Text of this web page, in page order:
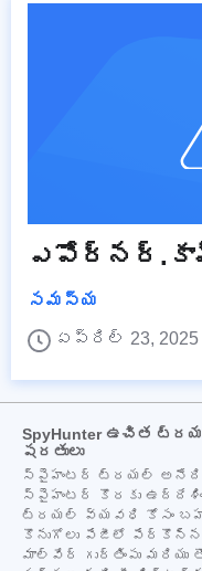
సమస్య
ఏప్రిల్ 23, 2025
SpyHunter ఉచిత
షరతులు
స్పైహంటర్ ట్రయల్
స్పైహంటర్ కొరకు
ట్రయల్ వ్యవధి కోసం
కొనుగోలు పేజీలో పేర్కొన్న
మాల్వేర్ గుర్తింపు